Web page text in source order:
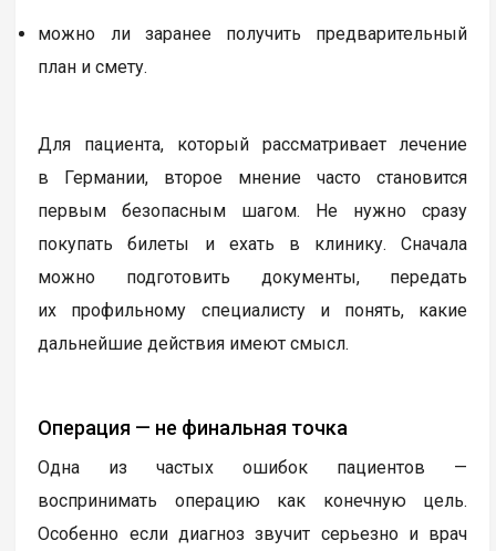
можно ли заранее получить предварительный
план и смету.
Для пациента, который рассматривает лечение
в Германии, второе мнение часто становится
первым безопасным шагом. Не нужно сразу
покупать билеты и ехать в клинику. Сначала
можно подготовить документы, передать
их профильному специалисту и понять, какие
дальнейшие действия имеют смысл.
Операция — не финальная точка
Одна из частых ошибок пациентов —
воспринимать операцию как конечную цель.
Особенно если диагноз звучит серьезно и врач